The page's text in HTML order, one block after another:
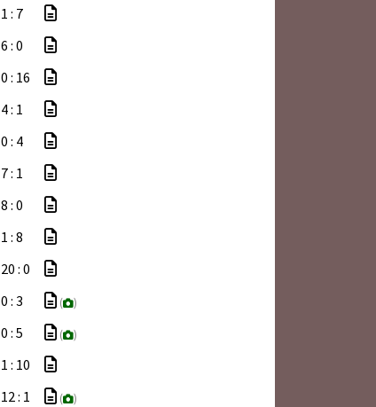
1 : 7
6 : 0
0 : 16
4 : 1
0 : 4
7 : 1
8 : 0
1 : 8
20 : 0
0 : 3 ( )
0 : 5 ( )
1 : 10
12 : 1 ( )